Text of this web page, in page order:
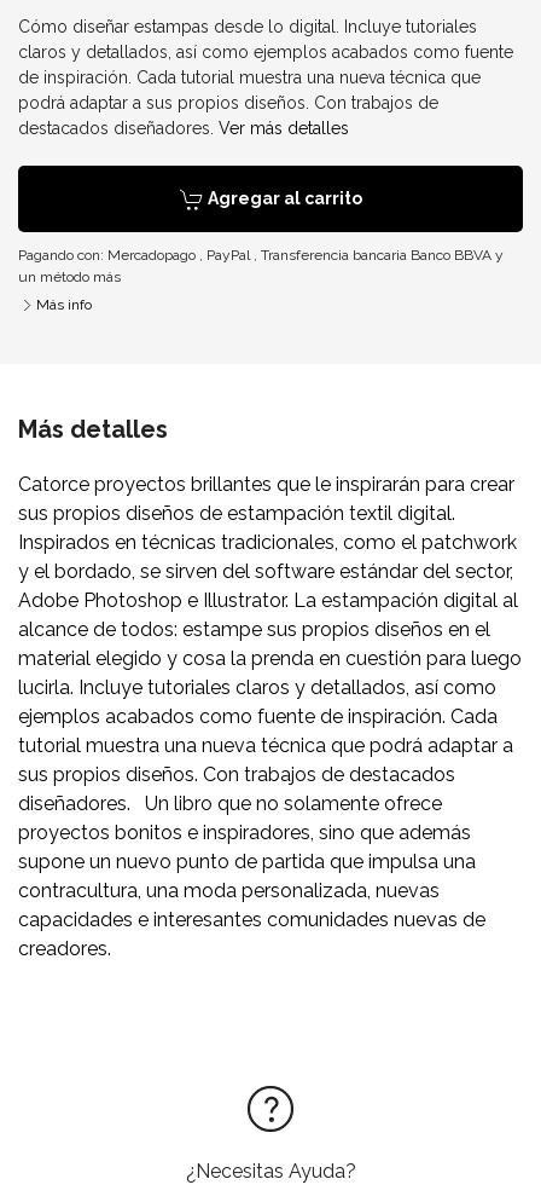
Cómo diseñar estampas desde lo digital. Incluye tutoriales
claros y detallados, así como ejemplos acabados como fuente
de inspiración. Cada tutorial muestra una nueva técnica que
podrá adaptar a sus propios diseños. Con trabajos de
destacados diseñadores. Ver más detalles
Agregar al carrito
Pagando con: Mercadopago , PayPal , Transferencia bancaria Banco BBVA y
un método más
Más info
Más detalles
Catorce proyectos brillantes que le inspirarán para crear
sus propios diseños de estampación textil digital.
Inspirados en técnicas tradicionales, como el patchwork
y el bordado, se sirven del software estándar del sector,
Adobe Photoshop e Illustrator. La estampación digital al
alcance de todos: estampe sus propios diseños en el
material elegido y cosa la prenda en cuestión para luego
lucirla. Incluye tutoriales claros y detallados, así como
ejemplos acabados como fuente de inspiración. Cada
tutorial muestra una nueva técnica que podrá adaptar a
sus propios diseños. Con trabajos de destacados
diseñadores. Un libro que no solamente ofrece
proyectos bonitos e inspiradores, sino que además
supone un nuevo punto de partida que impulsa una
contracultura, una moda personalizada, nuevas
capacidades e interesantes comunidades nuevas de
creadores.
¿Necesitas Ayuda?